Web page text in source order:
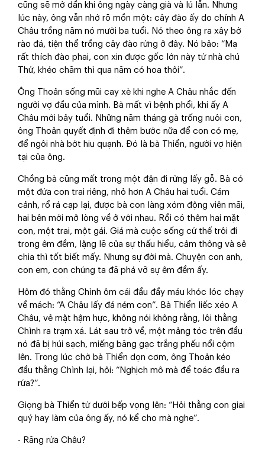
cũng sẽ mờ dần khi ông ngày càng già và lú lẫn. Nhưng
lúc này, ông vẫn nhớ rõ mồn một: cây đào ấy do chính A
Châu trồng năm nó mười ba tuổi. Nó theo ông ra xây bờ
rào đá, tiện thể trồng cây đào rừng ở đây. Nó bảo: “Mạ
rất thích đào phai, con xin được gốc lớn này từ nhà chú
Thứ, khéo chăm thì qua năm có hoa thôi”.
Ông Thoản sống mũi cay xè khi nghe A Châu nhắc đến
người vợ đầu của mình. Bà mất vì bệnh phổi, khi ấy A
Châu mới bảy tuổi. Những năm tháng gà trống nuôi con,
ông Thoản quyết định đi thêm bước nữa để con có mẹ,
để ngôi nhà bớt hiu quạnh. Đó là bà Thiển, người vợ hiện
tại của ông.
Chồng bà cũng mất trong một đận đi rừng lấy gỗ. Bà có
một đứa con trai riêng, nhỏ hơn A Châu hai tuổi. Cám
cảnh, rổ rá cạp lại, được bà con làng xóm động viên mãi,
hai bên mới mở lòng về ở với nhau. Rồi có thêm hai mặt
con, một trai, một gái. Giá mà cuộc sống cứ thế trôi đi
trong êm đềm, lặng lẽ của sự thấu hiểu, cảm thông và sẻ
chia thì tốt biết mấy. Nhưng sự đời mà. Chuyện con anh,
con em, con chúng ta đã phá vỡ sự êm đềm ấy.
Hôm đó thằng Chình ôm cái đầu đầy máu khóc lóc chạy
về mách: “A Châu lấy đá ném con”. Bà Thiển liếc xéo A
Châu, vẻ mặt hậm hực, không nói không rằng, lôi thằng
Chình ra trạm xá. Lát sau trở về, một mảng tóc trên đầu
nó đã bị húi sạch, miếng băng gạc trắng phếu nổi cộm
lên. Trong lúc chờ bà Thiển dọn cơm, ông Thoản kéo
đầu thằng Chình lại, hỏi: “Nghịch mô mà để toác đầu ra
rứa?”.
Giọng bà Thiển từ dưới bếp vọng lên: “Hỏi thằng con giai
quý hay làm của ông ấy, nó kể cho mà nghe”.
- Răng rứa Châu?